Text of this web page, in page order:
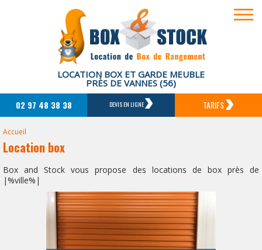
LOCATION BOX ET GARDE MEUBLE
PRÈS DE VANNES (56)
02 97 48 38 38 DEVIS EN LIGNE TARIFS
Accueil
Location box
Box and Stock vous propose des locations de box près de
|%ville%|